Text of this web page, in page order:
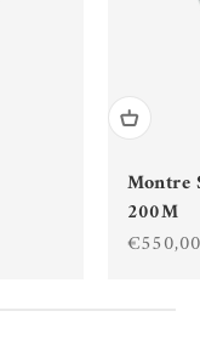
Montre
200M
Prix de